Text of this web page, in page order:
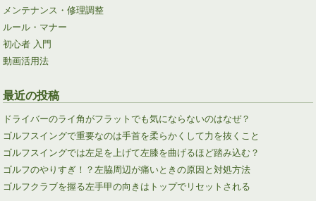
メンテナンス・修理調整
ルール・マナー
初心者 入門
動画活用法
最近の投稿
ドライバーのライ角がフラットでも気にならないのはなぜ？
ゴルフスイングで重要なのは手首を柔らかくして力を抜くこと
ゴルフスイングでは左足を上げて左膝を曲げるほど踏み込む？
ゴルフのやりすぎ！？左脇周辺が痛いときの原因と対処方法
ゴルフクラブを握る左手甲の向きはトップでリセットされる